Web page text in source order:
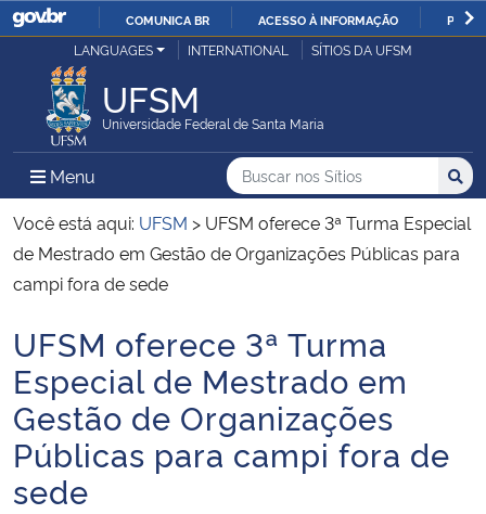
IR
COMUNICA BR ACESSO À INFORMAÇÃO
Ministério da Justiça e Segurança Pública
Ministério da Defesa
Ministério das Relações Exteriores
Ministério da Economia
Ministério da Infraestrutura
Ministério da Agricultura, Pecuária e Abastecimento
Ministério da Educação
Ministério da Cidadania
LANGUAGES INTERNATIONAL SÍTIOS DA UFSM
UFSM
Universidade Federal de Santa Maria
Menu Menu Principal do Sítio
Busca
Buscar no nos Sítios
Busca:
Você está aqui: UFSM > UFSM oferece 3ª Turma Especial
de Mestrado em Gestão de Organizações Públicas para
campi fora de sede
Início do conteúdo
UFSM oferece 3ª Turma
Especial de Mestrado em
Gestão de Organizações
Públicas para campi fora de
sede